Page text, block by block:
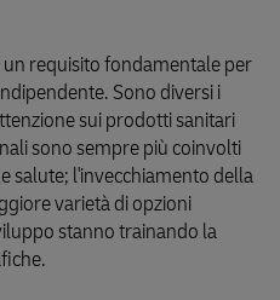
un requisito fondamentale per
Sono diversi i
sui prodotti sanitari
sono sempre più coinvolti
salute; l'invecchiamento della
varietà di opzioni
stanno trainando la